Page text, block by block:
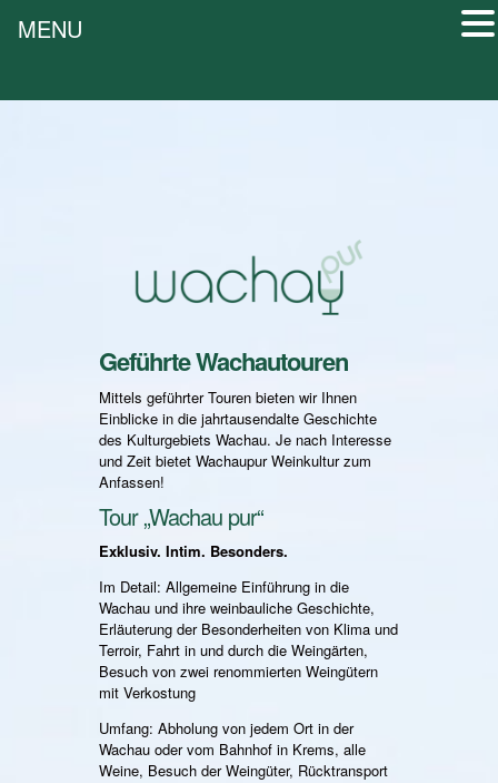
Geführte Wachautouren
Mittels geführter Touren bieten wir Ihnen
Einblicke in die jahrtausendalte Geschichte
des Kulturgebiets Wachau. Je nach Interesse
und Zeit bietet Wachaupur Weinkultur zum
Anfassen!
Tour „Wachau pur“
Exklusiv. Intim. Besonders.
Im Detail: Allgemeine Einführung in die
Wachau und ihre weinbauliche Geschichte,
Erläuterung der Besonderheiten von Klima und
Terroir, Fahrt in und durch die Weingärten,
Besuch von zwei renommierten Weingütern
mit Verkostung
Umfang: Abholung von jedem Ort in der
Wachau oder vom Bahnhof in Krems, alle
Weine, Besuch der Weingüter, Rücktransport
MENU